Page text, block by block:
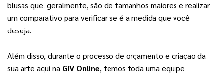
blusas que, geralmente, são de tamanhos maiores e realizar
um comparativo para verificar se é a medida que você
deseja.
Além disso, durante o processo de orçamento e criação da
sua arte aqui na GIV Online, temos toda uma equipe